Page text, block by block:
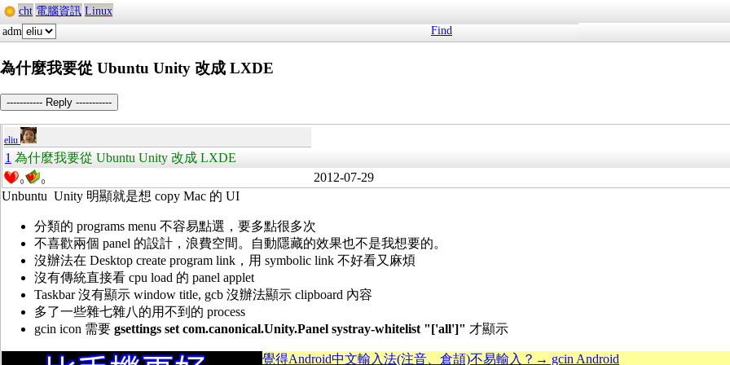
cht 電腦資訊 Linux
adm
Find
為什麼我要從 Ubuntu Unity 改成 LXDE
----------- Reply -----------
eliu
1 為什麼我要從 Ubuntu Unity 改成 LXDE
0 0 2012-07-29
Unbuntu Unity 明顯就是想 copy Mac 的 UI
分類的 programs menu 不容易點選，要多點很多次
不喜歡兩個 panel 的設計，浪費空間。自動隱藏的效果也不是我想要的。
沒辦法在 Desktop create program link，用 symbolic link 不好看又麻煩
沒有傳統直接看 cpu load 的 panel applet
Taskbar 沒有顯示 window title, gcb 沒辦法顯示 clipboard 內容
多了一些雜七雜八的用不到的 process
gcin icon 需要 gsettings set com.canonical.Unity.Panel systray-whitelist "['all']" 才顯示
覺得Android中文輸入法(注音、倉頡)不易輸入？→ gcin Android